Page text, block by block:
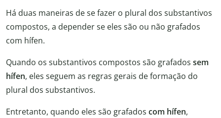
Há duas maneiras de se fazer o plural dos substantivos
compostos, a depender se eles são ou não grafados
com hífen.
Quando os substantivos compostos são grafados sem
hífen, eles seguem as regras gerais de formação do
plural dos substantivos.
Entretanto, quando eles são grafados com hífen,